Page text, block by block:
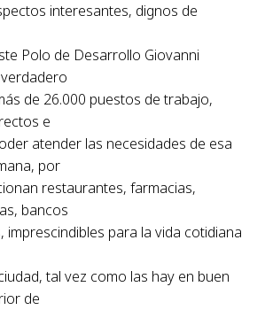
interesantes, dignos de
Polo de Desarrollo Giovanni
de 26.000 puestos de trabajo,
e
atender las necesidades de esa
por
restaurantes, farmacias,
bancos
imprescindibles para la vida cotidiana
tal vez como las hay en buen
de